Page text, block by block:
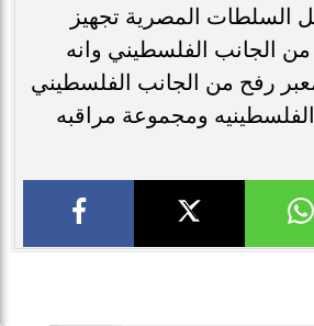
السلطات المصرية تجهيز
الجانب الفلسطيني وانه
رفح من الجانب الفلسطيني
ومجموعة مراقبه